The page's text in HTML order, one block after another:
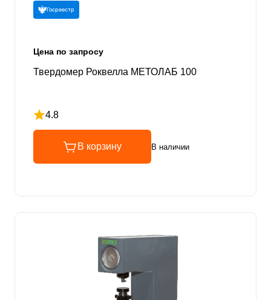
Госреестр
Цена по запросу
Твердомер Роквелла МЕТОЛАБ 100
4.8
Рейтинг 4.8 из 5
В корзину В наличии